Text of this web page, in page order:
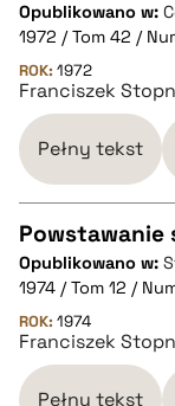
CZYSTY TEKST
pobierz cytat
pobierz cytat
Opublikowano w:
1972 / Tom 42 /
ROK: 1972
Franciszek
Pełny tekst
CZYSTY TEKST
pobierz cytat
Powstawanie
Opublikowano w:
1974 / Tom 12 /
ROK: 1974
Franciszek
Pełny tekst